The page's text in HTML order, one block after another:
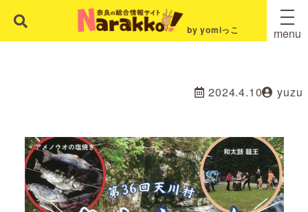
by yomiっこ menu
2024.4.10 yuzu